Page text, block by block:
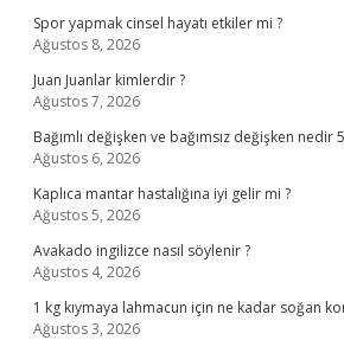
Spor yapmak cinsel hayatı etkiler mi ?
Ağustos 8, 2026
Juan Juanlar kimlerdir ?
Ağustos 7, 2026
Bağımlı değişken ve bağımsız değişken nedir
Ağustos 6, 2026
Kaplıca mantar hastalığına iyi gelir mi ?
Ağustos 5, 2026
Avakado ingilizce nasıl söylenir ?
Ağustos 4, 2026
1 kg kıymaya lahmacun için ne kadar soğan
Ağustos 3, 2026